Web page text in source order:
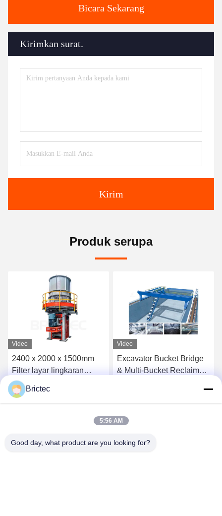
Bicara Sekarang
Kirimkan surat.
Kirim
Produk serupa
Video
2400 x 2000 x 1500mm
Filter layar lingkaran
dengan 10-35m3/m
Kapasitas untuk Mesin
pembuatan batu bata
Dapatkan Harga Terbaik
Video
Excavator Bucket Bridge
& Multi-Bucket Reclaimer
menerus dan
pemeliharaan rendah
Dapatkan Harga Terbaik
Brictec
5:56 AM
Good day, what product are you looking for?